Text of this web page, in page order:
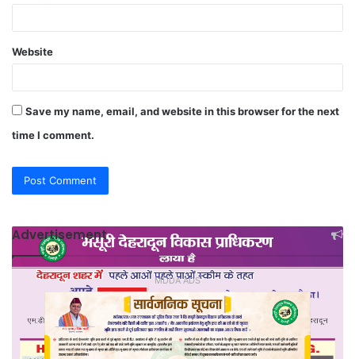
Website
Save my name, email, and website in this browser for the next
time I comment.
Advertisement
MDDA ADS